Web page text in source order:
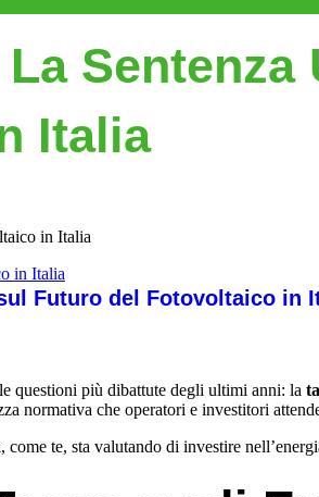
Sentenza
Italia
in Italia
Futuro del Fotovoltaico in
questioni più dibattute degli ultimi anni: la
normativa che operatori e investitori
te, sta valutando di investire